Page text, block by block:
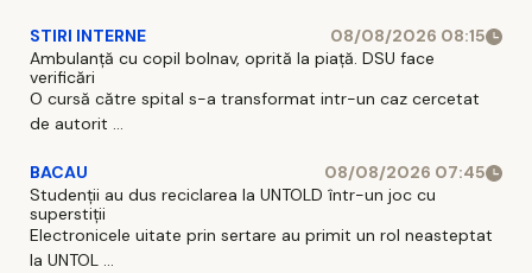
STIRI INTERNE
08/08/2026 08:15
Ambulanță cu copil bolnav, oprită la piață. DSU face
verificări
O cursă către spital s-a transformat intr-un caz cercetat
de autorit ...
BACAU
08/08/2026 07:45
Studenții au dus reciclarea la UNTOLD într-un joc cu
superstiții
Electronicele uitate prin sertare au primit un rol neasteptat
la UNTOL ...